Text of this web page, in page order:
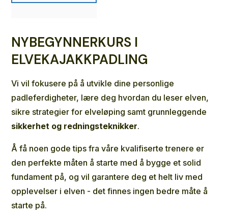
NYBEGYNNERKURS I
ELVEKAJAKKPADLING
Vi vil fokusere på å utvikle dine personlige
padleferdigheter, lære deg hvordan du leser elven,
sikre strategier for elveløping samt grunnleggende
sikkerhet og redningsteknikker.
Å få noen gode tips fra våre kvalifiserte trenere er
den perfekte måten å starte med å bygge et solid
fundament på, og vil garantere deg et helt liv med
opplevelser i elven - det finnes ingen bedre måte å
starte på.